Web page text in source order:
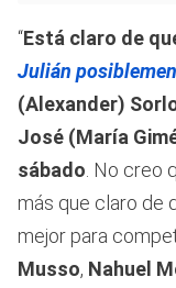
“Está claro de
Julián
(Alexander)
José (María
sábado . No creo
más que claro de
mejor para
Musso, Nahuel